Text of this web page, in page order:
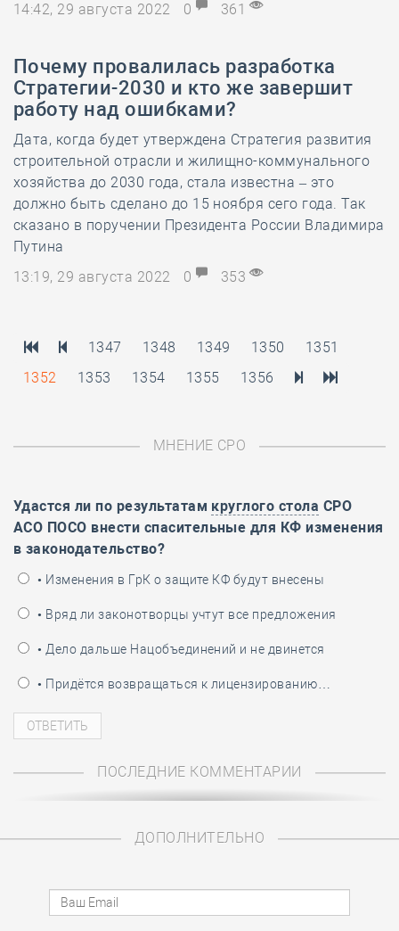
14:42, 29 августа 2022
0 361
Почему провалилась разработка
Стратегии-2030 и кто же завершит
работу над ошибками?
Дата, когда будет утверждена Стратегия развития
строительной отрасли и жилищно-коммунального
хозяйства до 2030 года, стала известна – это
должно быть сделано до 15 ноября сего года. Так
сказано в поручении Президента России Владимира
Путина
13:19, 29 августа 2022
0 353
1347 1348 1349 1350
1351
1352
1353 1354 1355 1356
МНЕНИЕ СРО
Удастся ли по результатам круглого стола СРО
АСО ПОСО внести спасительные для КФ изменения
в законодательство?
• Изменения в ГрК о защите КФ будут внесены
• Вряд ли законотворцы учтут все предложения
• Дело дальше Нацобъединений и не двинется
• Придётся возвращаться к лицензированию…
ПОСЛЕДНИЕ КОММЕНТАРИИ
ДОПОЛНИТЕЛЬНО